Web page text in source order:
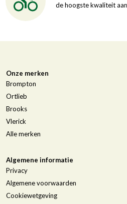
de hoogste kwaliteit aan
Onze merken
Brompton
Ortlieb
Brooks
Vlerick
Alle merken
Algemene informatie
Privacy
Algemene voorwaarden
Cookiewetgeving